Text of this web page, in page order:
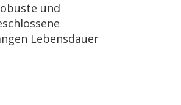
und
Lebensdauer